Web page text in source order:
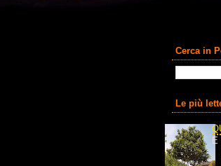
Cerca in
Le più
E